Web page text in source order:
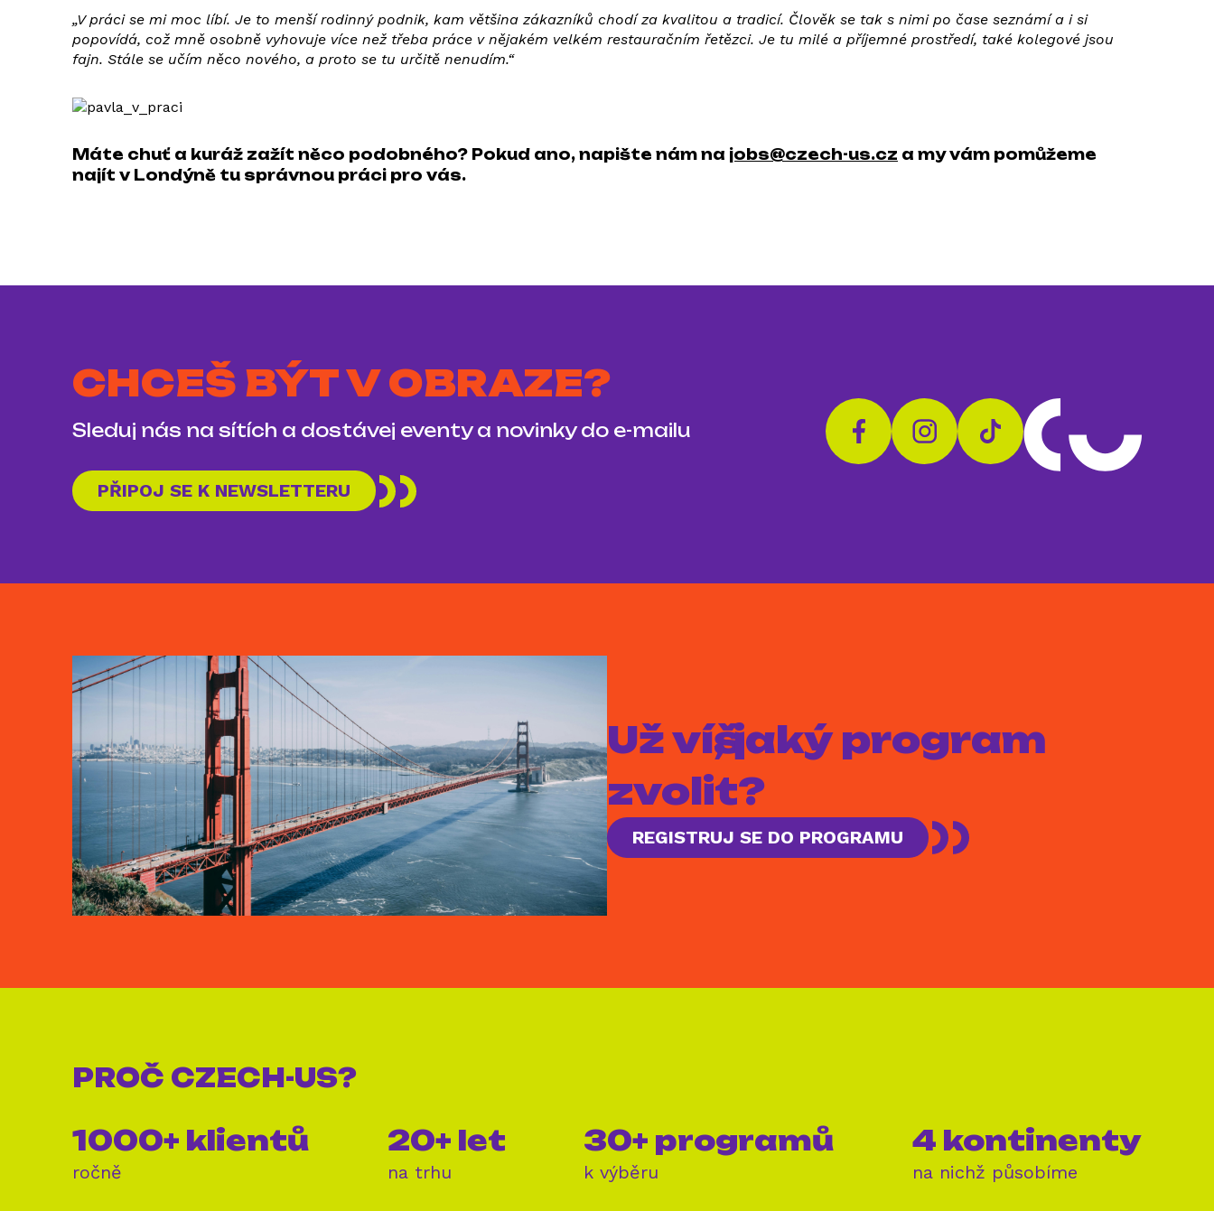
„V práci se mi moc líbí. Je to menší rodinný podnik, kam většina zákazníků chodí za kvalitou a tradicí. Člověk se tak s nimi po čase seznámí a i si
popovídá, což mně osobně vyhovuje více než třeba práce v nějakém velkém restauračním řetězci. Je tu milé a příjemné prostředí, také kolegové jsou
fajn. Stále se učím něco nového, a proto se tu určitě nenudím.“
Máte chuť a kuráž zažít něco podobného? Pokud ano, napište nám na jobs@czech-us.cz a my vám pomůžeme
najít v Londýně tu správnou práci pro vás.
CHCEŠ BÝT V OBRAZE?
Sleduj nás na sítích a dostávej eventy a novinky do e-mailu
PŘIPOJ SE K NEWSLETTERU
Už víš, jaký program
zvolit?
REGISTRUJ SE DO PROGRAMU
PROČ CZECH-US?
1000+ klientů
ročně
20+ let
na trhu
30+ programů
k výběru
4 kontinenty
na nichž působíme